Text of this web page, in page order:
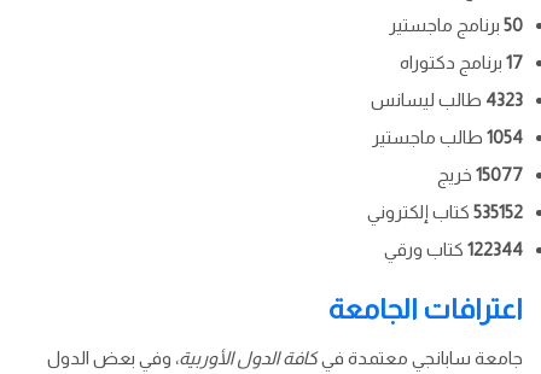
50 برنامج ماجستير
17 برنامج دكتوراه
4323 طالب ليسانس
1054 طالب ماجستير
15077 خريج
535152 كتاب إلكتروني
122344 كتاب ورقي
اعترافات الجامعة
جامعة سابانجي معتمدة فيكافة الدول الأوربية، وفي بعض الدول